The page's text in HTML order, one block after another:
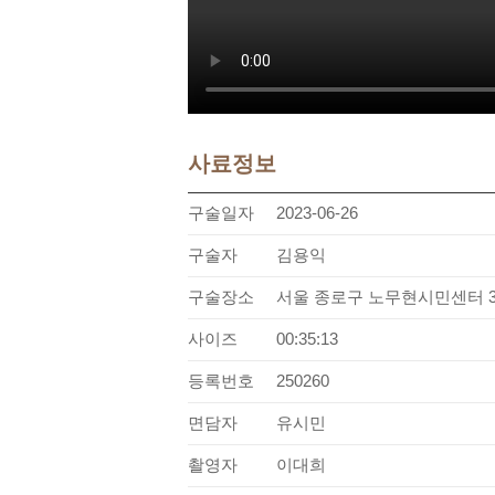
사료정보
구술일자 2023-06-26
구술자 김용익
구술장소 서울 종로구 노무현시민센터
사이즈 00:35:13
등록번호 250260
면담자 유시민
촬영자 이대희